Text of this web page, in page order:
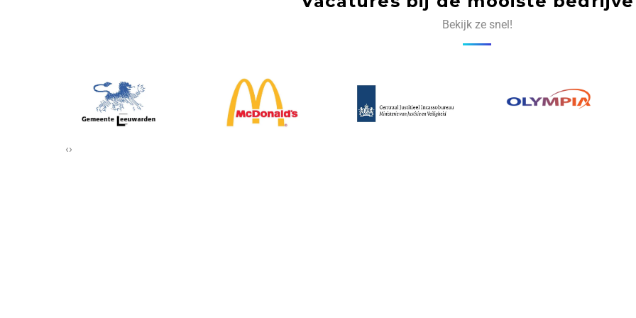
Bekijk ze snel!
‹›